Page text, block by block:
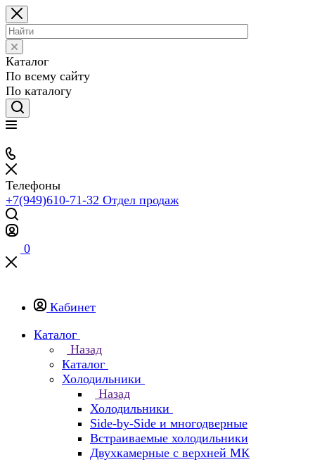
Каталог
По всему сайту
По каталогу
Телефоны
+7(949)610-71-32 Отдел продаж
0
Кабинет
Каталог
Назад
Каталог
Холодильники
Назад
Холодильники
Side-by-Side и многодверные
Встраиваемые холодильники
Двухкамерные с верхней МК